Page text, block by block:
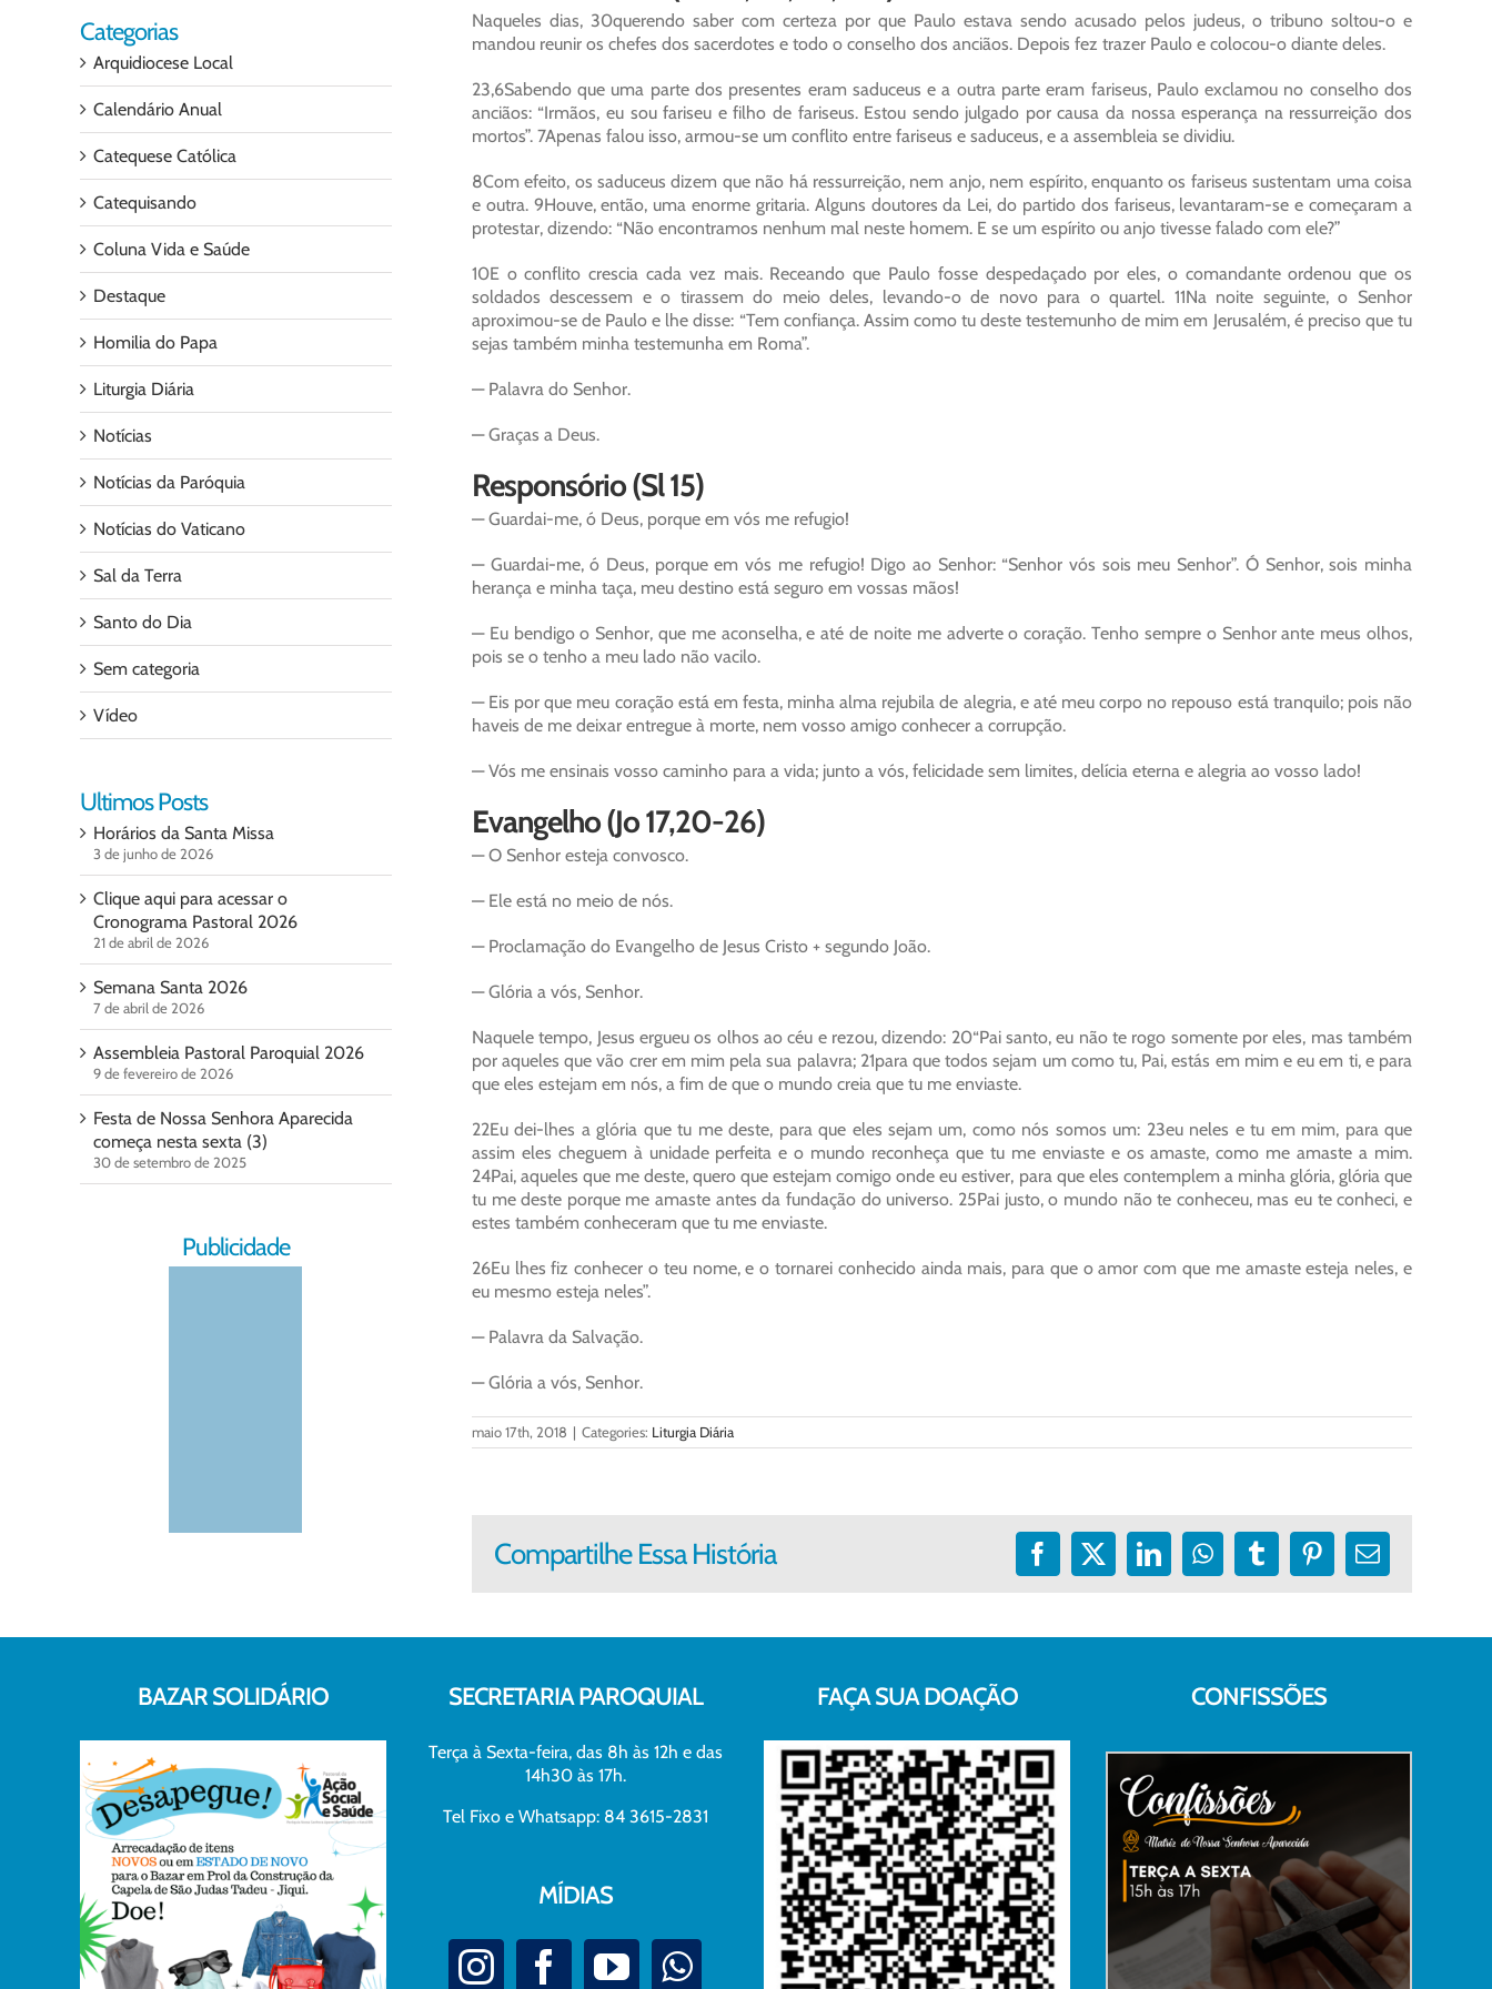
Naqueles dias, 30querendo saber com certeza por que Paulo estava sendo acusado pelos judeus, o tribuno soltou-o e
mandou reunir os chefes dos sacerdotes e todo o conselho dos anciãos. Depois fez trazer Paulo e colocou-o diante deles.
23,6Sabendo que uma parte dos presentes eram saduceus e a outra parte eram fariseus, Paulo exclamou no conselho dos
anciãos: “Irmãos, eu sou fariseu e filho de fariseus. Estou sendo julgado por causa da nossa esperança na ressurreição dos
mortos”. 7Apenas falou isso, armou-se um conflito entre fariseus e saduceus, e a assembleia se dividiu.
8Com efeito, os saduceus dizem que não há ressurreição, nem anjo, nem espírito, enquanto os fariseus sustentam uma coisa
e outra. 9Houve, então, uma enorme gritaria. Alguns doutores da Lei, do partido dos fariseus, levantaram-se e começaram a
protestar, dizendo: “Não encontramos nenhum mal neste homem. E se um espírito ou anjo tivesse falado com ele?”
10E o conflito crescia cada vez mais. Receando que Paulo fosse despedaçado por eles, o comandante ordenou que os
soldados descessem e o tirassem do meio deles, levando-o de novo para o quartel. 11Na noite seguinte, o Senhor
aproximou-se de Paulo e lhe disse: “Tem confiança. Assim como tu deste testemunho de mim em Jerusalém, é preciso que tu
sejas também minha testemunha em Roma”.
— Palavra do Senhor.
— Graças a Deus.
Responsório (Sl 15)
— Guardai-me, ó Deus, porque em vós me refugio!
— Guardai-me, ó Deus, porque em vós me refugio! Digo ao Senhor: “Senhor vós sois meu Senhor”. Ó Senhor, sois minha
herança e minha taça, meu destino está seguro em vossas mãos!
— Eu bendigo o Senhor, que me aconselha, e até de noite me adverte o coração. Tenho sempre o Senhor ante meus olhos,
pois se o tenho a meu lado não vacilo.
— Eis por que meu coração está em festa, minha alma rejubila de alegria, e até meu corpo no repouso está tranquilo; pois não
haveis de me deixar entregue à morte, nem vosso amigo conhecer a corrupção.
— Vós me ensinais vosso caminho para a vida; junto a vós, felicidade sem limites, delícia eterna e alegria ao vosso lado!
Evangelho (Jo 17,20-26)
— O Senhor esteja convosco.
— Ele está no meio de nós.
— Proclamação do Evangelho de Jesus Cristo + segundo João.
— Glória a vós, Senhor.
Naquele tempo, Jesus ergueu os olhos ao céu e rezou, dizendo: 20“Pai santo, eu não te rogo somente por eles, mas também
por aqueles que vão crer em mim pela sua palavra; 21para que todos sejam um como tu, Pai, estás em mim e eu em ti, e para
que eles estejam em nós, a fim de que o mundo creia que tu me enviaste.
22Eu dei-lhes a glória que tu me deste, para que eles sejam um, como nós somos um: 23eu neles e tu em mim, para que
assim eles cheguem à unidade perfeita e o mundo reconheça que tu me enviaste e os amaste, como me amaste a mim.
24Pai, aqueles que me deste, quero que estejam comigo onde eu estiver, para que eles contemplem a minha glória, glória que
tu me deste porque me amaste antes da fundação do universo. 25Pai justo, o mundo não te conheceu, mas eu te conheci, e
estes também conheceram que tu me enviaste.
26Eu lhes fiz conhecer o teu nome, e o tornarei conhecido ainda mais, para que o amor com que me amaste esteja neles, e
eu mesmo esteja neles”.
— Palavra da Salvação.
— Glória a vós, Senhor.
maio 17th, 2018 | Categories: Liturgia Diária
Compartilhe Essa História Facebook
X LinkedInWhatsApp
TumblrPinterest
E-
Categorias
Arquidiocese Local
Calendário Anual
Catequese Católica
Catequisando
Coluna Vida e Saúde
Destaque
Homilia do Papa
Liturgia Diária
Notícias
Notícias da Paróquia
Notícias do Vaticano
Sal da Terra
Santo do Dia
Sem categoria
Vídeo
Ultimos Posts
Horários da Santa Missa
3 de junho de 2026
Clique aqui para acessar o
Cronograma Pastoral 2026
21 de abril de 2026
Semana Santa 2026
7 de abril de 2026
Assembleia Pastoral Paroquial 2026
9 de fevereiro de 2026
Festa de Nossa Senhora Aparecida
começa nesta sexta (3)
30 de setembro de 2025
Publicidade
BAZAR SOLIDÁRIO SECRETARIA PAROQUIAL
Terça à Sexta-feira, das 8h às 12h e das
14h30 às 17h.
Tel Fixo e Whatsapp: 84 3615-2831
MÍDIAS
FAÇA SUA DOAÇÃO CONFISSÕES